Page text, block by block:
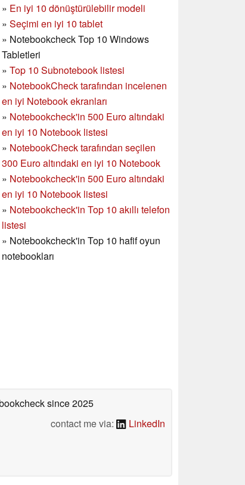
» En iyi 10 dönüştürülebilir modeli
» Seçimi en iyi 10 tablet
» Notebookcheck Top 10 Windows
Tabletleri
» Top 10 Subnotebook listesi
» NotebookCheck tarafından incelenen
en iyi Notebook ekranları
» Notebookcheck'in 500 Euro altındaki
en iyi 10 Notebook listesi
» NotebookCheck tarafından seçilen
300 Euro altındaki en iyi 10 Notebook
» Notebookcheck'in 500 Euro altındaki
en iyi 10 Notebook listesi
» Notebookcheck'in Top 10 akıllı telefon
listesi
» Notebookcheck'in Top 10 hafif oyun
notebookları
since 2025
contact me via:
LinkedIn